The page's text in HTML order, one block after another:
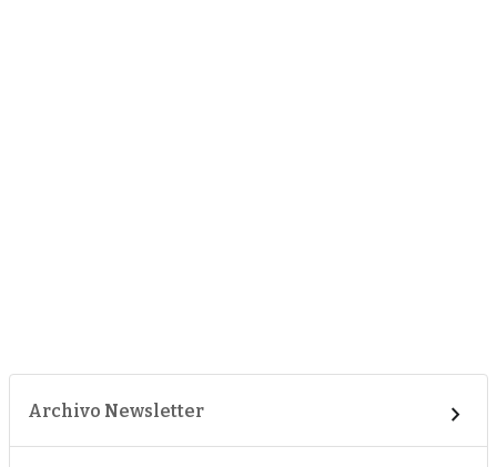
Archivo Newsletter